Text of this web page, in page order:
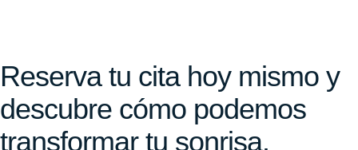
Reserva tu cita hoy mismo y
descubre cómo podemos
transformar tu sonrisa.